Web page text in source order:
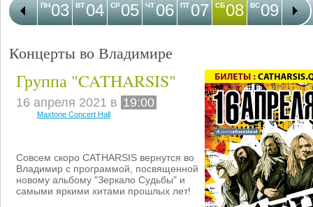
03
ПН 04
ВТ 05
СР 06
ЧТ 07
ПТ 08
СБ 09
ВС 10
ПН
Концерты во Владимире
Группа "CATHARSIS"
16 апреля 2021 в 19:00
Maxtone Concert Hall
Совсем скоро CATHARSIS вернутся во
Владимир с программой, посвященной
новому альбому "Зеркало Судьбы" и
самыми яркими хитами прошлых лет!